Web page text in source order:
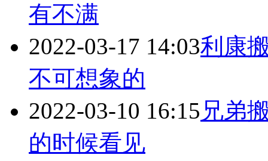
有不满
2022-03-17 14:03利康
不可想象的
2022-03-10 16:15 兄弟
的时候看见